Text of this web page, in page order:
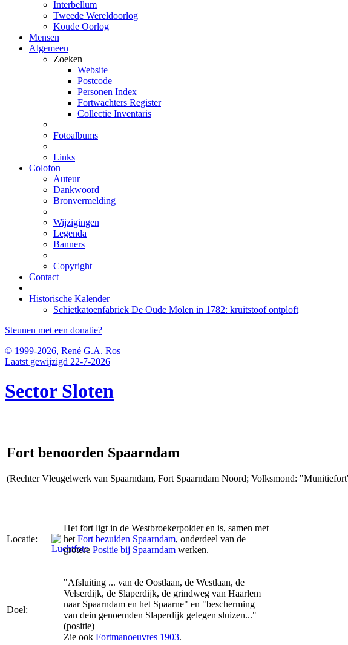
Interbellum
Tweede Wereldoorlog
Koude Oorlog
Mensen
Algemeen
Zoeken
Website
Postcode
Personen Index
Fortwachters Register
Collectie Inventaris
Fotoalbums
Links
Colofon
Auteur
Dankwoord
Bronvermelding
Wijzigingen
Legenda
Banners
Copyright
Contact
Historische Kalender
Schietkatoenfabriek De Oude Molen in 1782: kruitstoof ontploft
Steunen met een donatie?
© 1999-2026, René G.A. Ros
Laatst gewijzigd 22-7-2026
Sector Sloten
Fort benoorden Spaarndam
(Rechter Vleugelwerk van Spaarndam, Fort Spaarndam Noord; Volksmond:
Locatie:
Het fort ligt in de Westbroekerpolder en is, samen met
het Fort bezuiden Spaarndam, onderdeel van de
grotere Positie bij Spaarndam werken.
Doel:
"Afsluiting ... van de Oostlaan, de Westlaan, de
Velserdijk, de Slaperdijk, de grindweg van Haarlem
naar Spaarndam en het Spaarne" en "bescherming
van dein genoemden Slaperdijk gelegen sluizen..."
(positie)
Zie ook Fortmanoeuvres 1903.